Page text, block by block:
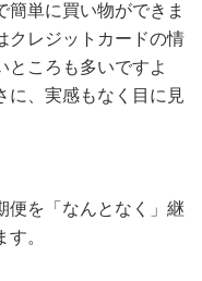
簡単に買い物ができま
クレジットカードの情
ところも多いですよ
に、実感もなく目に見
便を「なんとなく」継
。